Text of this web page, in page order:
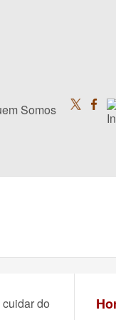
Somos
do